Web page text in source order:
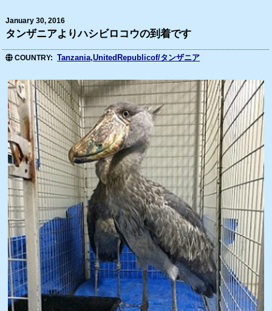
January 30, 2016
タンザニアよりハシビロコウの到着です
COUNTRY Tanzania,UnitedRepublicof/タンザニア